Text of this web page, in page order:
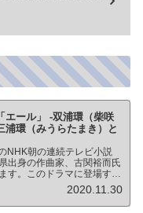
エール」 -双浦環（柴咲
浦環（みうらたまき）と
NHK朝の連続テレビ小説
出身の作曲家、古関裕而氏
す。このドラマに登場する
さんと、本サイトにも登場
プ（著書「送信管によるシ
2020.11.30